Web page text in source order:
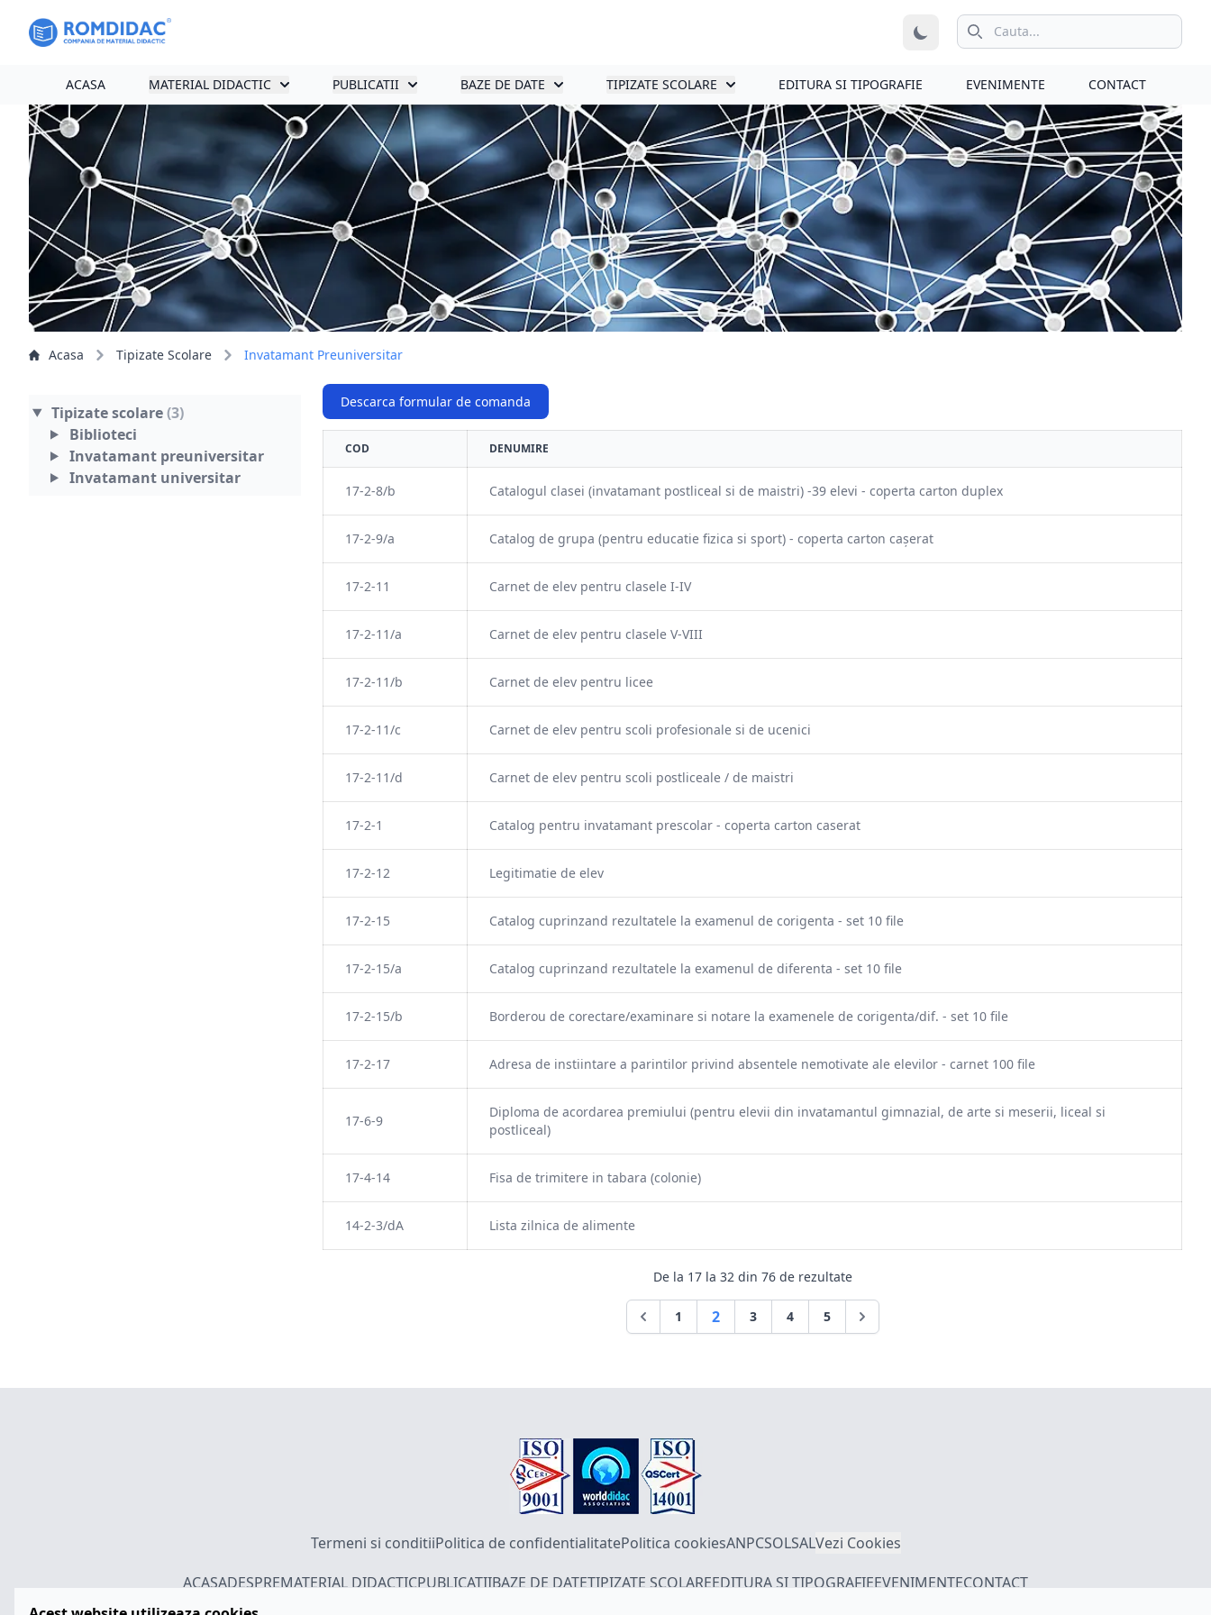
iconita de cautare
ACASA MATERIAL DIDACTIC PUBLICATII BAZE DE DATE TIPIZATE SCOLARE EDITURA SI TIPOGRAFIE EVENIMENTE CONTACT
Acasa Tipizate Scolare Invatamant Preuniversitar
Tipizate scolare(3)
Biblioteci
Invatamant preuniversitar
Invatamant universitar
Descarca formular de comanda
COD DENUMIRE
17-2-8/b Catalogul clasei (invatamant postliceal si de maistri) -39 elevi - coperta carton duplex
17-2-9/a Catalog de grupa (pentru educatie fizica si sport) - coperta carton cașerat
17-2-11 Carnet de elev pentru clasele I-IV
17-2-11/a Carnet de elev pentru clasele V-VIII
17-2-11/b Carnet de elev pentru licee
17-2-11/c Carnet de elev pentru scoli profesionale si de ucenici
17-2-11/d Carnet de elev pentru scoli postliceale / de maistri
17-2-1 Catalog pentru invatamant prescolar - coperta carton caserat
17-2-12 Legitimatie de elev
17-2-15 Catalog cuprinzand rezultatele la examenul de corigenta - set 10 file
17-2-15/a Catalog cuprinzand rezultatele la examenul de diferenta - set 10 file
17-2-15/b Borderou de corectare/examinare si notare la examenele de corigenta/dif. - set 10 file
17-2-17 Adresa de instiintare a parintilor privind absentele nemotivate ale elevilor - carnet 100 file
17-6-9
Diploma de acordarea premiului (pentru elevii din invatamantul gimnazial, de arte si meserii, liceal si
postliceal)
17-4-14 Fisa de trimitere in tabara (colonie)
14-2-3/dA Lista zilnica de alimente
De la 17la 32 din 76de rezultate
1 2 3 4 5
Termeni si conditiiPolitica de confidentialitatePolitica cookiesANPCSOLSAL
Vezi Cookies
ACASADESPREMATERIAL DIDACTICPUBLICATIIBAZE DE DATETIPIZATE SCOLAREEDITURA SI TIPOGRAFIEEVENIMENTECONTACT